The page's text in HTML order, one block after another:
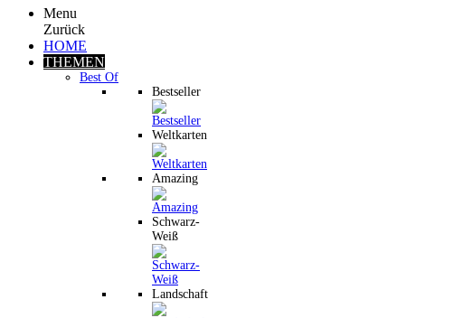
Menu
Zurück
HOME
THEMEN
Best Of
Bestseller
Weltkarten
Amazing
Schwarz-
Weiß
Landschaft